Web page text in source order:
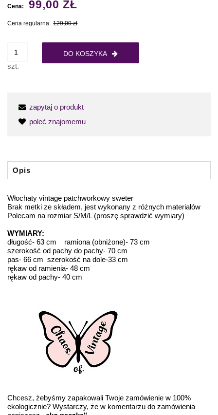
Cena: 99,00 ZŁ
Cena regularna: 129,00 zł
szt.
DO KOSZYKA
zapytaj o produkt
poleć znajomemu
Opis
Włochaty vintage patchworkowy sweter
Brak metki ze składem, jest wykonany z różnych materiałów
Polecam na rozmiar S/M/L (proszę sprawdzić wymiary)
WYMIARY:
długość- 63 cm ramiona (obniżone)- 73 cm
szerokość od pachy do pachy- 70 cm
pas- 66 cm szerokość na dole-33 cm
rękaw od ramienia- 48 cm
rękaw od pachy- 40 cm
Chcesz, żebyśmy zapakowali Twoje zamówienie w 100%
ekologicznie? Wystarczy, że w komentarzu do zamówienia